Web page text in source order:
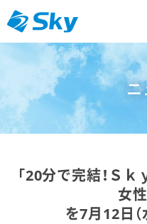
ニ
「20分で完結！Ｓ
女
を7月12日